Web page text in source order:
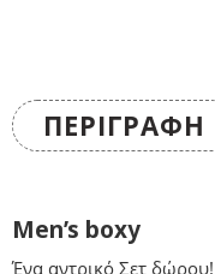
ΠΕΡΙΓΡΑΦΉ
Men’s boxy
Ένα αντρικό Σετ δώρου!